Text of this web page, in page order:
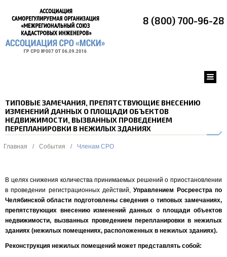
8 (800) 700-96-28
ТИПОВЫЕ ЗАМЕЧАНИЯ, ПРЕПЯТСТВУЮЩИЕ ВНЕСЕНИЮ
ИЗМЕНЕНИЙ ДАННЫХ О ПЛОЩАДИ ОБЪЕКТОВ
НЕДВИЖИМОСТИ, ВЫЗВАННЫХ ПРОВЕДЕНИЕМ
ПЕРЕПЛАНИРОВКИ В НЕЖИЛЫХ ЗДАНИЯХ
Главная / События / Членам СРО
В целях снижения количества принимаемых решений о приостановлении
в проведении регистрационных действий,Управлением Росреестра по
Челябинской области подготовлены сведения о типовых замечаниях,
препятствующих внесению изменений данных о площади объектов
недвижимости, вызванных проведением перепланировки в нежилых
зданиях (нежилых помещениях, расположенных в нежилых зданиях).
Реконструкция нежилых помещений может представлять собой: